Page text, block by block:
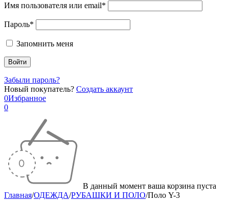
Имя пользователя или email*
Пароль*
Запомнить меня
Забыли пароль?
Новый покупатель? Создать аккаунт
0Избранное
0
В данный момент ваша корзина пуста
Главная/ОДЕЖДА/РУБАШКИ И ПОЛО/Поло Y-3